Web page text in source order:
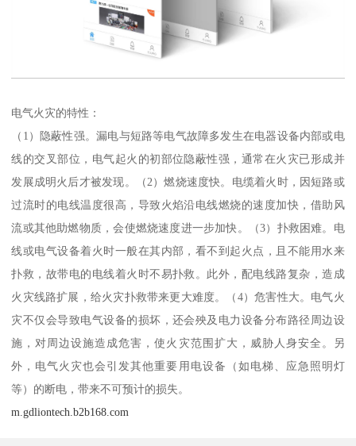
电气火灾的特性：
（1）隐蔽性强。漏电与短路等电气故障多发生在电器设备内部或电
线的交叉部位，电气起火的初部位隐蔽性强，通常在火灾已形成并
发展成明火后才被发现。（2）燃烧速度快。电缆着火时，因短路或
过流时的电线温度很高，导致火焰沿电线燃烧的速度加快，借助风
流或其他助燃物质，会使燃烧速度进一步加快。（3）扑救困难。电
线或电气设备着火时一般在其内部，看不到起火点，且不能用水来
扑救，故带电的电线着火时不易扑救。此外，配电线路复杂，造成
火灾线路扩展，给火灾扑救带来更大难度。（4）危害性大。电气火
灾不仅会导致电气设备的损坏，还会殃及电力设备分布路径周边设
施，对周边设施造成危害，使火灾范围扩大，威胁人身安全。另
外，电气火灾也会引发其他重要用电设备（如电梯、应急照明灯
等）的断电，带来不可预计的损失。
m.gdliontech.b2b168.com